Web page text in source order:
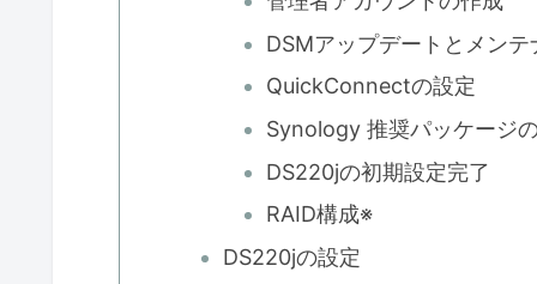
DSMアップデートとメンテ
QuickConnectの設定
Synology 推奨パッケージ
DS220jの初期設定完了
RAID構成※
DS220jの設定